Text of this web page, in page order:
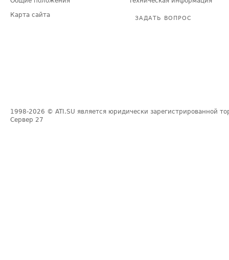
Карта сайта
ЗАДАТЬ ВОПРОС
1998-2026 © ATI.SU является юридически зарегистрированной
Сервер 27